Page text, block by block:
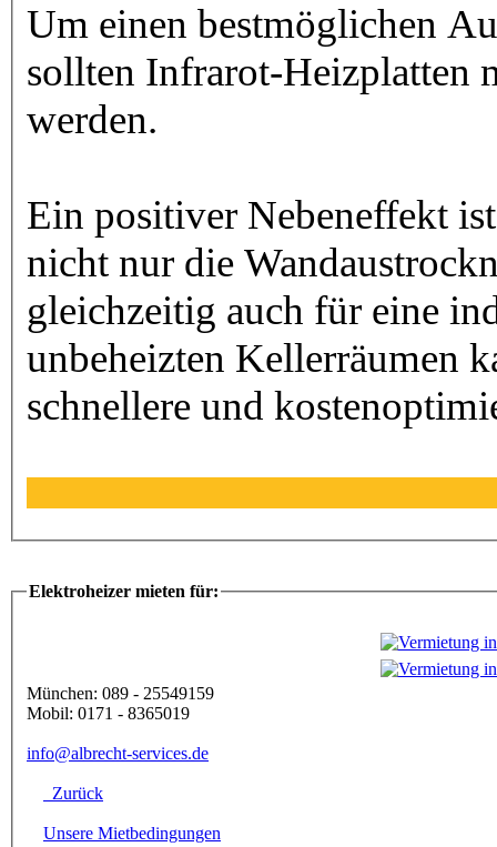
Um einen bestmöglichen
sollten Infrarot-Heizplatten
werden.
Ein positiver Nebeneffekt
nicht nur die
gleichzeitig auch für eine
unbeheizten Kellerräumen
schnellere und
Elektroheizer mieten für:
München: 089 - 25549159
Mobil: 0171 - 8365019
info@albrecht-services.de
Zurück
Unsere Mietbedingungen